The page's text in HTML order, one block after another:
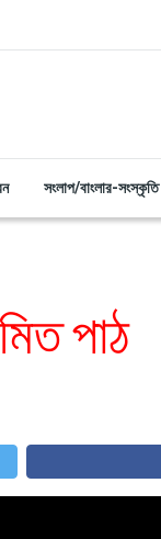
সংলাপ/বাংলার-সংস্কৃতি
পাঠ